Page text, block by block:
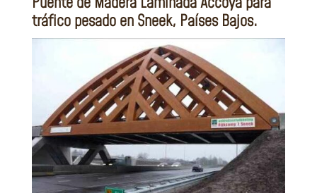
tráfico pesado en Sneek, Países Bajos.